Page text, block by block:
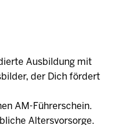
Ausbildung mit
der Dich fördert
AM-Führerschein.
Alters­vorsorge.